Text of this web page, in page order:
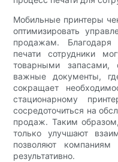
Мобильные принтеры
оптимизировать
продажам. Благодаря
печати сотрудники
товарными
важные документы,
сокращает
стационарному
сосредоточиться на
продаж. Таким
только улучшают
позволяют компаниям
результативно.